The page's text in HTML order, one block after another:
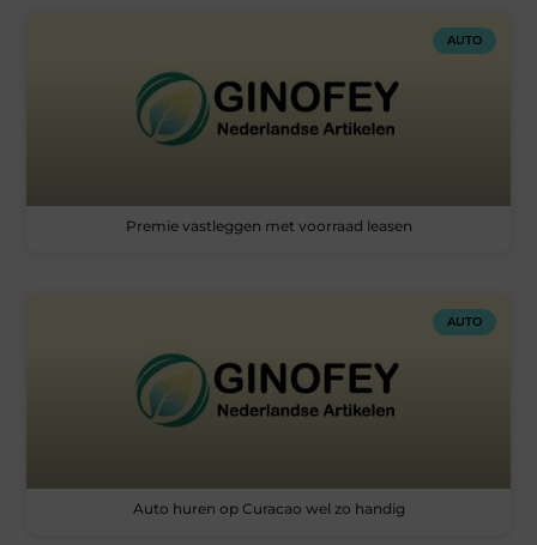
AUTO
Premie vastleggen met voorraad leasen
AUTO
Auto huren op Curacao wel zo handig